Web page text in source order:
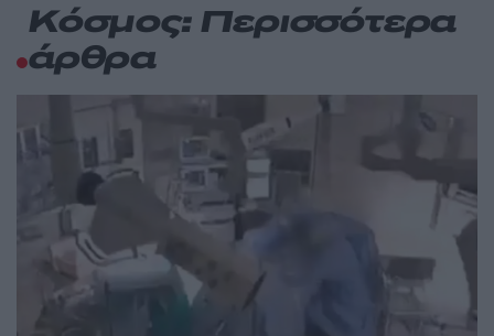
Κόσμος: Περισσότερα
άρθρα